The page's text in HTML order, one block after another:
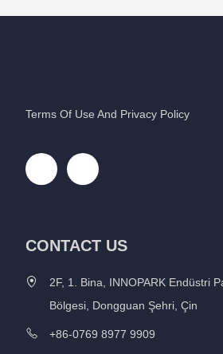
Terms Of Use And Privacy Policy
CONTACT US
2F, 1. Bina, INNOPARK Endüstri
Bölgesi, Dongguan Şehri, Çin
+86-0769 8977 9909